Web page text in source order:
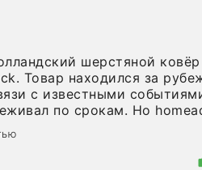
шерстяной ковёр
Товар находился за
с известными
по срокам. Но homeadore
в определенное в
хочу отметить